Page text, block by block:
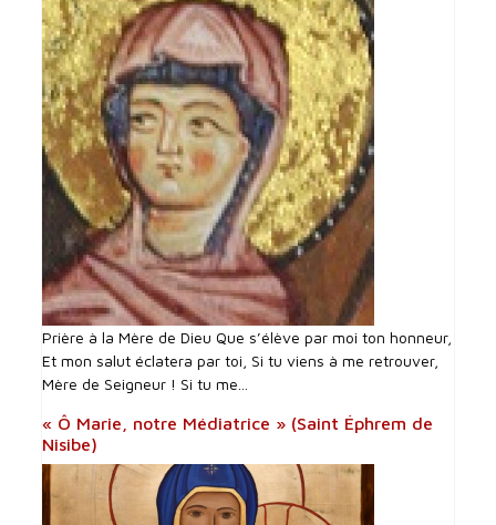
Prière à la Mère de Dieu Que s’élève par moi ton honneur,
Et mon salut éclatera par toi, Si tu viens à me retrouver,
Mère de Seigneur ! Si tu me...
« Ô Marie, notre Médiatrice » (Saint Éphrem de
Nisibe)